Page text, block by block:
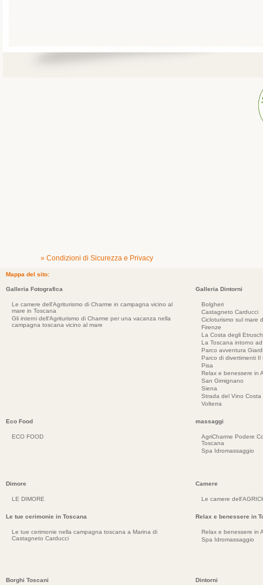
» Condizioni di Sicurezza e Privacy
Mappa del sito:
Galleria Fotografica
Le camere dell'Agriturismo di Charme in campagna vicino al
mare in Toscana
Gli interni dell'Agriturismo di Charme per una vacanza nella
campagna toscana vicino al mare
Galleria Dintorni
Bolgheri
Castagneto Carducci
Cicloturismo sul mare
Firenze
La Costa degli
La Toscana intorno
Parco avventura
Parco di divertimenti Il
Pisa
Relax e benessere in
San Gimignano
Siena
Strada del Vino Costa
Volterra
Eco Food
ECO FOOD
massaggi
AgriCharme Podere
Toscana
Spa Idromassaggio
Dimore
LE DIMORE
Camere
Le camere
Le tue cerimonie in Toscana
Le tue cerimonie nella campagna toscana a Marina di
Castagneto Carducci
Relax e benessere in
Relax e benessere in
Spa Idromassaggio
Borghi Toscani Dintorni